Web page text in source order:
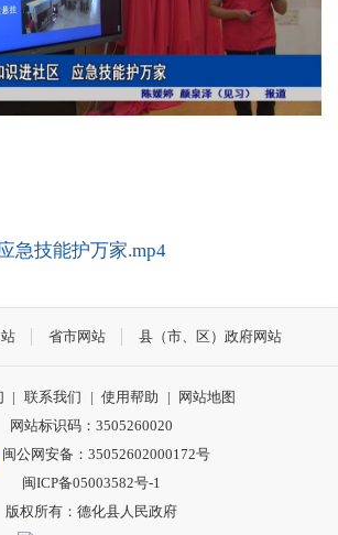
急技能护万家.mp4
省市网站 县（市、区）政府网站
| 联系我们 | 使用帮助 |
网站地图
网站标识码：3505260020
闽公网安备：35052602000172号
闽ICP备05003582号-1
版权所有：德化县人民政府